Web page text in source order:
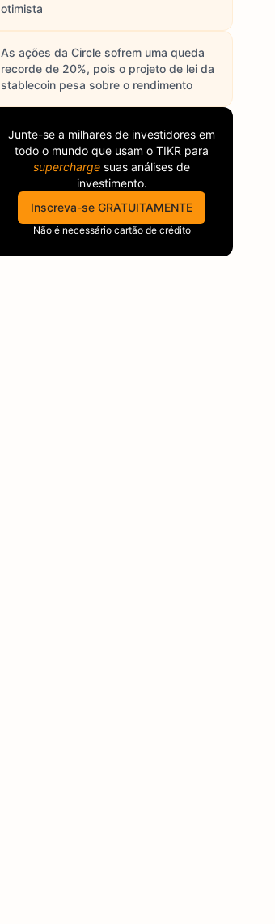
otimista
As ações da Circle sofrem uma queda
recorde de 20%, pois o projeto de lei da
stablecoin pesa sobre o rendimento
Junte-se a milhares de investidores em
todo o mundo que usam o TIKR para
supercharge suas análises de
investimento.
Inscreva-se GRATUITAMENTE
Não é necessário cartão de crédito